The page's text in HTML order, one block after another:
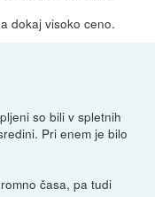
dokaj visoko ceno.
so bili v spletnih
Pri enem je bilo
časa, pa tudi